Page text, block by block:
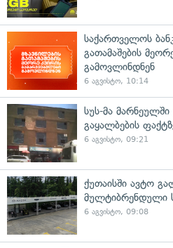
საქართველოს
გათამაშების
გამოვლინდნენ
6 აგვისტო, 10:14
სუს-მა მარნეულში
გაყალბების
6 აგვისტო, 09:21
ქუთაისში ავტო
მულტიბრენდული
6 აგვისტო, 09:08